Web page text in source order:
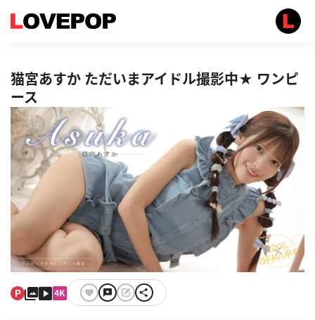
猫宮あすか ただいまアイドル撮影中★ ワンピ
ース